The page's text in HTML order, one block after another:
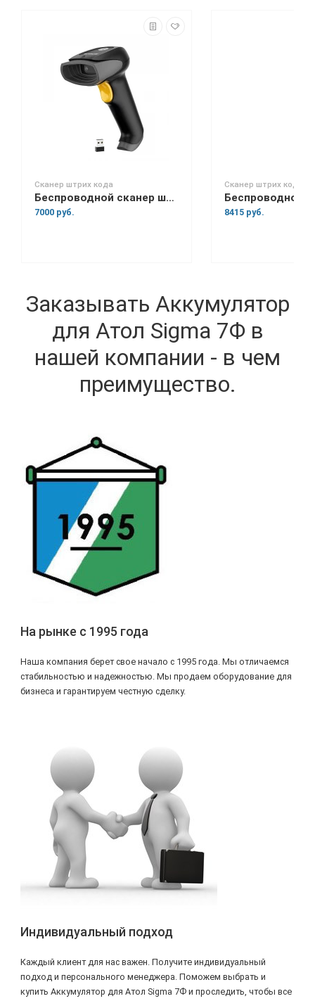
Сканер штрих кода
Беспроводной сканер штрих-кода Space Lite BT
7000 руб.
Сканер штрих кода
8415 руб.
Заказывать Аккумулятор
для Атол Sigma 7Ф в
нашей компании - в чем
преимущество.
На рынке с 1995 года
Наша компания берет свое начало с 1995 года. Мы отличаемся
стабильностью и надежностью. Мы продаем оборудование для
бизнеса и гарантируем честную сделку.
Индивидуальный подход
Каждый клиент для нас важен. Получите индивидуальный
подход и персонального менеджера. Поможем выбрать и
купить Аккумулятор для Атол Sigma 7Ф и проследить, чтобы все